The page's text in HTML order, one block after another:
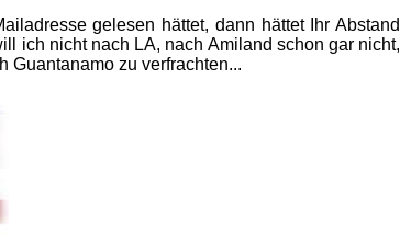
gelesen hättet, dann hättet Ihr Abstand
ich nicht nach LA, nach Amiland schon gar nicht,
Guantanamo zu verfrachten...